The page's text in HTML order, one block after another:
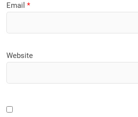
Email*
Website